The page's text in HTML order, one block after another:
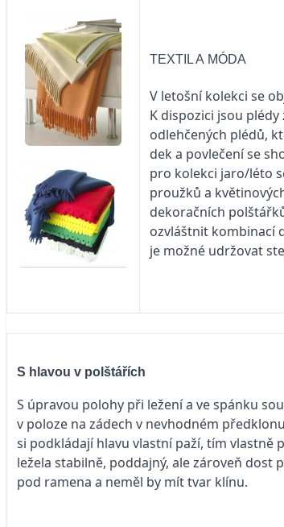
TEXTIL A MÓDA
V letošní kolekci se
K dispozici jsou
odlehčených plédů,
dek a povlečení se
pro kolekci jaro/léto
proužků a
dekoračních
ozvláštnit kombinací
je možné udržovat
S hlavou v polštářích
S úpravou polohy při ležení a ve spánku
v poloze na zádech v nevhodném
si podkládají hlavu vlastní paží, tím vlastně
ležela stabilně, poddajný, ale zároveň
pod ramena a neměl by mít tvar klínu.